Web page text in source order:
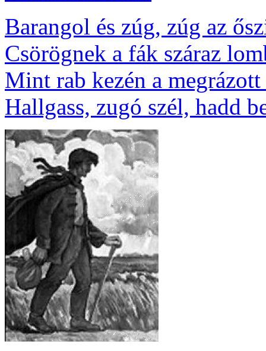
Barangol és zúg, zúg az
Csörögnek a fák száraz
Mint rab kezén a
Hallgass, zugó szél, hadd